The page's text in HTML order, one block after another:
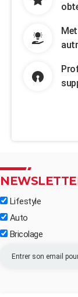
Lifestyle
Auto
Bricolage